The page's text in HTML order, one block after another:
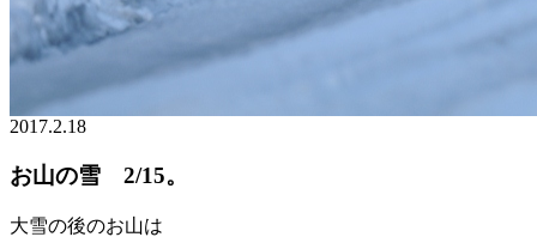
2017.2.18
お山の雪 2/15。
大雪の後のお山は